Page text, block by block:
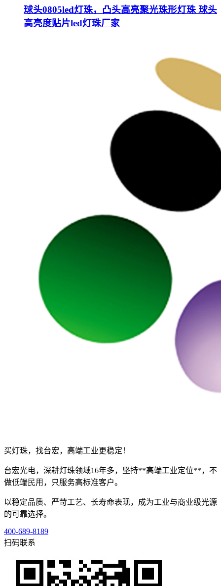
球头0805led灯珠，凸头高亮聚光珠形灯珠 球头
高亮度贴片led灯珠厂家
买灯珠，找台宏，高端工业更稳定！
台宏光电，深耕灯珠领域16年多，坚持**高端工业定位**，不
做低端民用，只服务高标准客户。
以稳定品质、严苛工艺、长寿命表现，成为工业与商业级光源
的可靠选择。
400-689-8189
扫码联系